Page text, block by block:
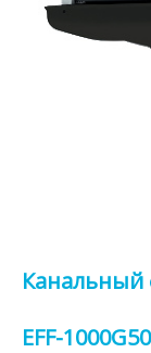
Канальный
EFF-1000G50